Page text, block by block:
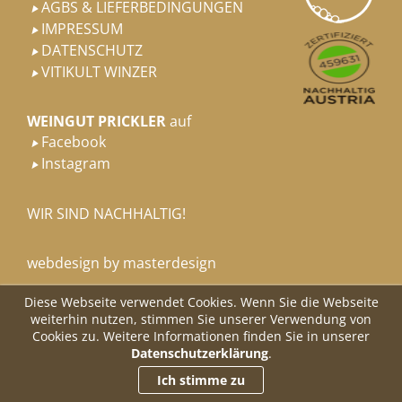
 AGBS & LIEFERBEDINGUNGEN
 IMPRESSUM
 DATENSCHUTZ
 VITIKULT WINZER
WEINGUT PRICKLERauf
 Facebook
 Instagram
WIR SIND NACHHALTIG!
webdesign by masterdesign
Diese Webseite verwendet Cookies. Wenn Sie die Webseite
weiterhin nutzen, stimmen Sie unserer Verwendung von
Cookies zu. Weitere Informationen finden Sie in unserer
Datenschutzerklärung.
Ich stimme zu